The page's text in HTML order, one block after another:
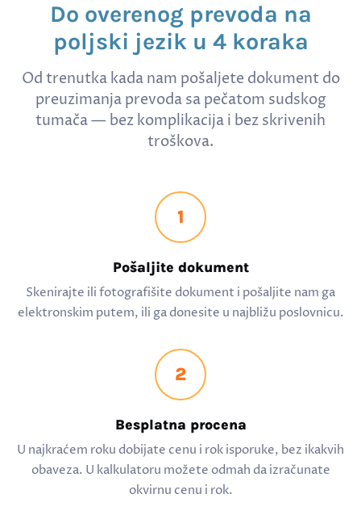
Do overenog prevoda na
poljski jezik u 4 koraka
Od trenutka kada nam pošaljete dokument do
preuzimanja prevoda sa pečatom sudskog
tumača — bez komplikacija i bez skrivenih
troškova.
1
Pošaljite dokument
Skenirajte ili fotografišite dokument i pošaljite nam ga
elektronskim putem, ili ga donesite u najbližu poslovnicu.
2
Besplatna procena
U najkraćem roku dobijate cenu i rok isporuke, bez ikakvih
obaveza. U kalkulatoru možete odmah da izračunate
okvirnu cenu i rok.